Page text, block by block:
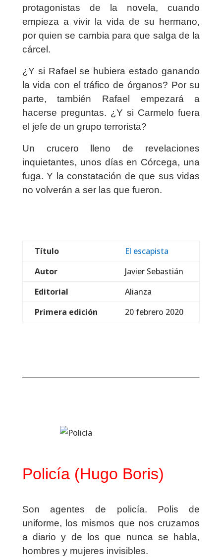
protagonistas de la novela, cuando
empieza a vivir la vida de su hermano,
por quien se cambia para que salga de la
cárcel.
¿Y si Rafael se hubiera estado ganando
la vida con el tráfico de órganos? Por su
parte, también Rafael empezará a
hacerse preguntas. ¿Y si Carmelo fuera
el jefe de un grupo terrorista?
Un crucero lleno de revelaciones
inquietantes, unos días en Córcega, una
fuga. Y la constatación de que sus vidas
no volverán a ser las que fueron.
Título
El escapista
Autor
Javier Sebastián
Editorial
Alianza
Primera edición
20 febrero 2020
Policía (Hugo Boris)
Son agentes de policía. Polis de
uniforme, los mismos que nos cruzamos
a diario y de los que nunca se habla,
hombres y mujeres invisibles.